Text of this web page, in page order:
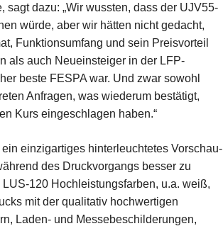
dazu: „Wir wussten, dass der UJV55-
würde, aber wir hätten nicht gedacht,
Funktionsumfang und sein Preisvorteil
als auch Neueinsteiger in der LFP-
beste FESPA war. Und zwar sowohl
Anfragen, was wiederum bestätigt,
Kurs eingeschlagen haben.“
einzigartiges hinterleuchtetes Vorschau-
des Druckvorgangs besser zu
120 Hochleistungsfarben, u.a. weiß,
mit der qualitativ hochwertigen
Laden- und Messebeschilderungen,